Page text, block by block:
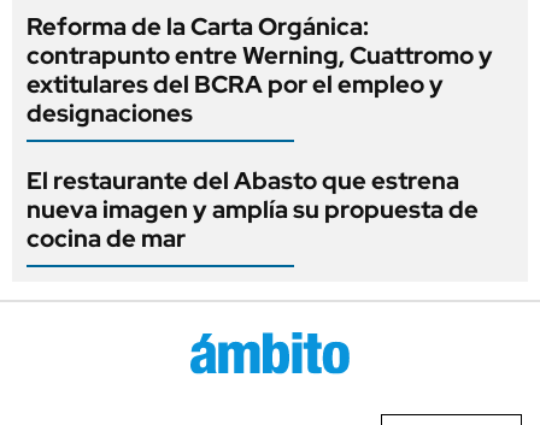
Reforma de la Carta Orgánica:
contrapunto entre Werning, Cuattromo y
extitulares del BCRA por el empleo y
designaciones
El restaurante del Abasto que estrena
nueva imagen y amplía su propuesta de
cocina de mar